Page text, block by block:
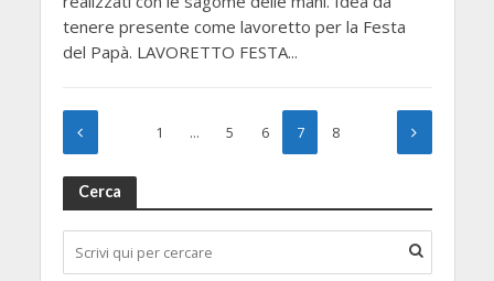
tenere presente come lavoretto per la Festa
del Papà. LAVORETTO FESTA...
1 … 5 6 7 8
Cerca